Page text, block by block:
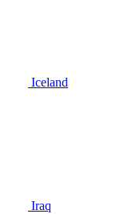
Iceland
Iraq